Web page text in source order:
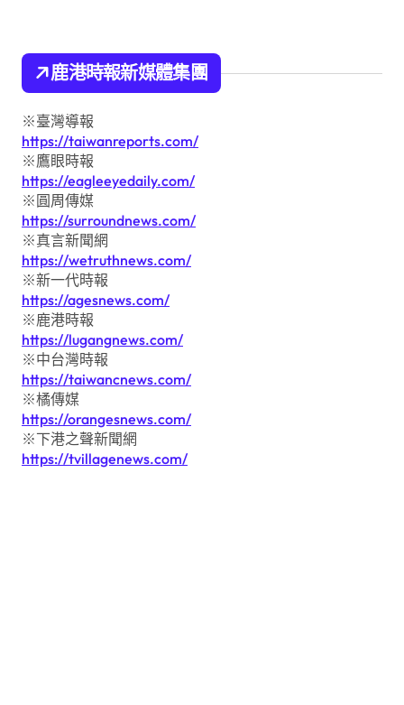
鹿港時報新媒體集團
※臺灣導報
https://taiwanreports.com/
※鷹眼時報
https://eagleeyedaily.com/
※圓周傳媒
https://surroundnews.com/
※真言新聞網
https://wetruthnews.com/
※新一代時報
https://agesnews.com/
※鹿港時報
https://lugangnews.com/
※中台灣時報
https://taiwancnews.com/
※橘傳媒
https://orangesnews.com/
※下港之聲新聞網
https://tvillagenews.com/